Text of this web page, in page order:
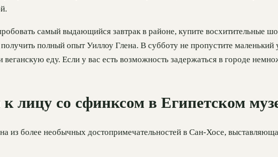
самый выдающийся завтрак в районе, купите восхитительные
полный опыт Уиллоу Глена. В субботу не пропустите
еду. Если у вас есть возможность задержаться в городе
лицу со сфинксом в Египетском
из более необычных достопримечательностей в Сан-Хосе,